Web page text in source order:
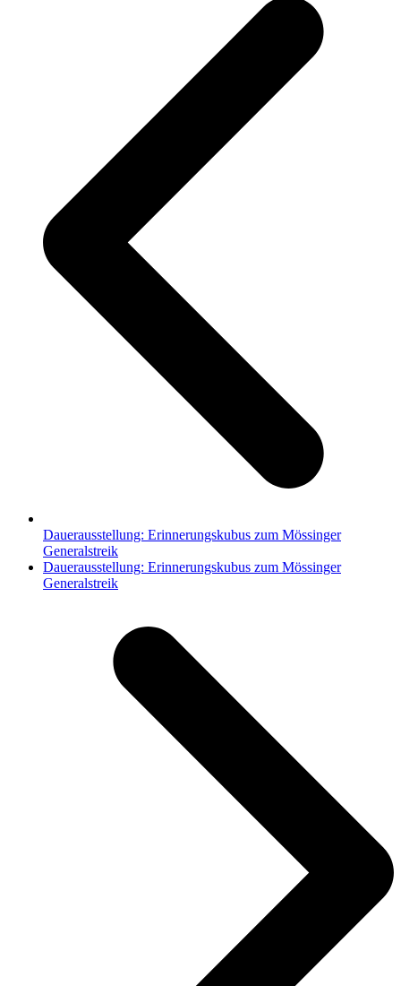
Dauerausstellung: Erinnerungskubus zum Mössinger
Generalstreik
Nächster
Beitrag:
Dauerausstellung: Erinnerungskubus zum Mössinger
Generalstreik